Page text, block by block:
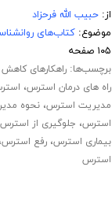
از:حبیب الله فرحزاد
موضوع:کتاب‌های
۱۰۵ صفحه
برچسب‌ها:راهکارهای
راه های درمان استرس،
مدیریت استرس،نحوه
استرس، جلوگیری از استرس
بیماری استرس،رفع استرس
استرس